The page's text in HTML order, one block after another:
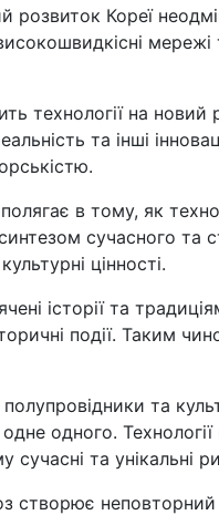
розвиток Кореї
технології на новий
та інші
в тому, як
сучасного та
цінності.
історії та
події. Таким
полупровідники та
одного.
сучасні та унікальні
створює неповторний